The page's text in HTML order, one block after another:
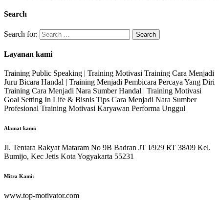
Search
Search for:
Layanan kami
Training Public Speaking | Training Motivasi Training Cara Menjadi
Juru Bicara Handal | Training Menjadi Pembicara Percaya Yang Diri
Training Cara Menjadi Nara Sumber Handal | Training Motivasi
Goal Setting In Life & Bisnis Tips Cara Menjadi Nara Sumber
Profesional Training Motivasi Karyawan Performa Unggul
Alamat kami:
Jl. Tentara Rakyat Mataram No 9B Badran JT I/929 RT 38/09 Kel.
Bumijo, Kec Jetis Kota Yogyakarta 55231
Mitra Kami:
www.top-motivator.com